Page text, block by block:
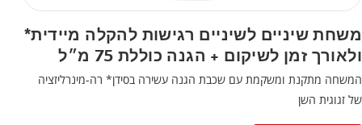
משחת שיניים לשיניים רגישות להקלה מיידית*
ולאורך זמן לשיקום + הגנה כוללת 75 מ״ל
המשחה מתקנת ומשקמת עם שכבת הגנה עשירה בסידן* רה-מינרליזציה
של זגוגית השן